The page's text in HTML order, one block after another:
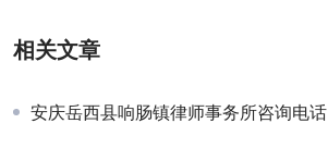
相关文章
安庆岳西县响肠镇律师事务所咨询电话